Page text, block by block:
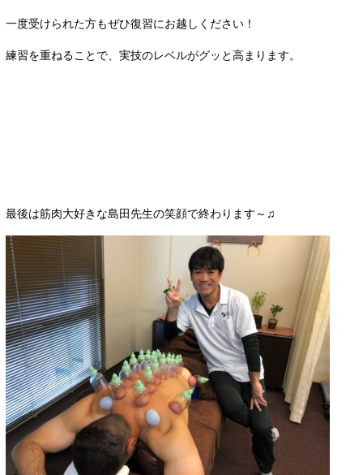
一度受けられた方もぜひ復習にお越しください！
練習を重ねることで、実技のレベルがグッと高まります。
最後は筋肉大好きな島田先生の笑顔で終わります～♫